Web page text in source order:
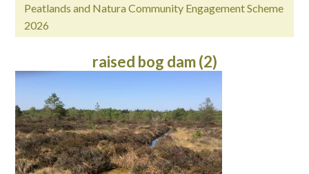
Peatlands and Natura Community Engagement Scheme
2026
raised bog dam (2)